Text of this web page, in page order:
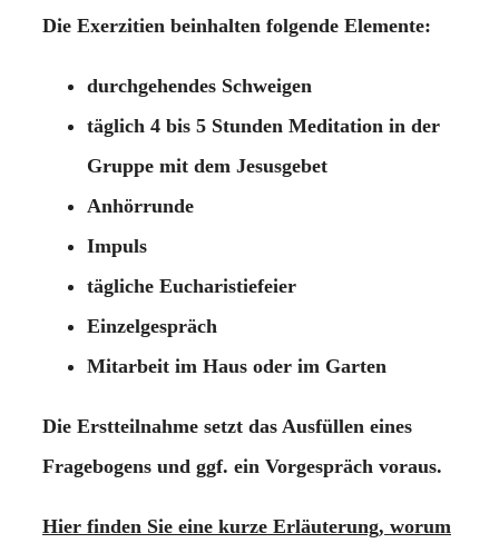
Die Exerzitien beinhalten folgende Elemente:
durchgehendes Schweigen
täglich 4 bis 5 Stunden Meditation in der
Gruppe mit dem Jesusgebet
Anhörrunde
Impuls
tägliche Eucharistiefeier
Einzelgespräch
Mitarbeit im Haus oder im Garten
Die Erstteilnahme setzt das Ausfüllen eines
Fragebogens und ggf. ein Vorgespräch voraus.
Hier finden Sie eine kurze Erläuterung, worum